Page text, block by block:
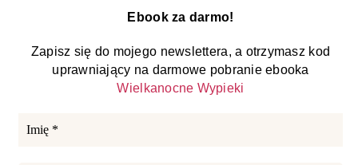
Ebook za darmo!
Zapisz się do mojego newslettera, a otrzymasz kod
uprawniający na darmowe pobranie ebooka
Wielkanocne Wypieki